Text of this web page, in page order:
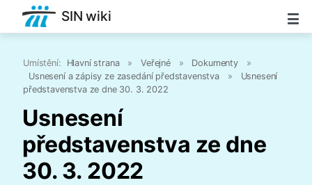
SIN wiki
Umístění: Hlavní strana » Veřejné » Dokumenty
»
Usnesení a zápisy ze zasedání představenstva
»
Usnesení
představenstva ze dne 30. 3. 2022
Usnesení
představenstva ze dne
30. 3. 2022